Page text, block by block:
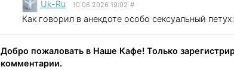
Uk-Ru 10.06.2026 19:02 #
Как говорил в анекдоте особо сексуальный
Добро пожаловать в Наше Кафе! Только
комментарии.